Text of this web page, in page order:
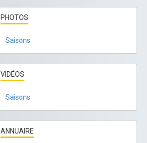
PHOTOS
Saisons
VIDÉOS
Saisons
ANNUAIRE